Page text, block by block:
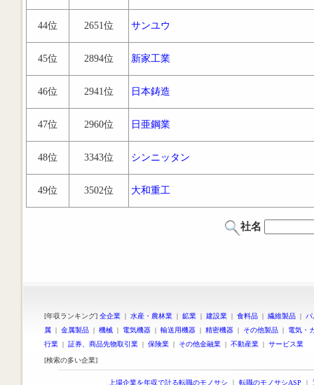
44位 2651位 サンユウ
45位 2894位 新家工業
46位 2941位 日本鋳造
47位 2960位 日亜鋼業
48位 3343位 シンニッタン
49位 3502位 大和重工
社名
[年収ランキング] 全企業 | 水産・農林業 | 鉱業 | 建設業 | 食料品 | 繊維製品 |
属 | 金属製品 | 機械 | 電気機器 | 輸送用機器 | 精密機器 | その他製品 | 電気・
行業 | 証券、商品先物取引業 | 保険業 | その他金融業 | 不動産業 | サービス業
[検索の多い企業]
上場企業を年収で計る転職のモノサシ ｜ 転職のモノサシASP ｜